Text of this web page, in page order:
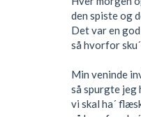
den spiste og
Det var en
så hvorfor
Min veninde
så spurgte jeg
vi skal ha´